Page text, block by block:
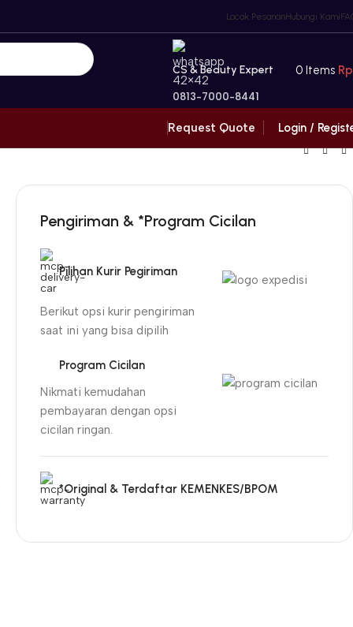
Lacak PesananHubungi Kami
CS & Beauty Expert
0813-7000-8441
0 Items Rp
Request Quote
Login /
Pengiriman & *Program Cicilan
Pilihan Kurir Pegiriman
Berikut opsi kurir pengiriman
saat ini yang bisa dipilih
Program Cicilan
Nikmati kemudahan
pembayaran dengan opsi
cicilan ringan.
*Original & Terdaftar KEMENKES/BPOM